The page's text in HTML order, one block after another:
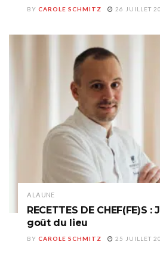
BY CAROLE SCHMITZ 26 JUILLET
A LA UNE
RECETTES DE CHEF(FE)S
goût du lieu
BY CAROLE SCHMITZ 25 JUILLET